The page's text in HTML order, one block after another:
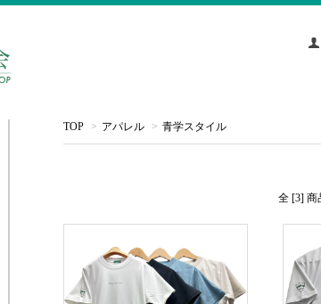
TOP > アパレル > 青学スタイル
全 [3] 商